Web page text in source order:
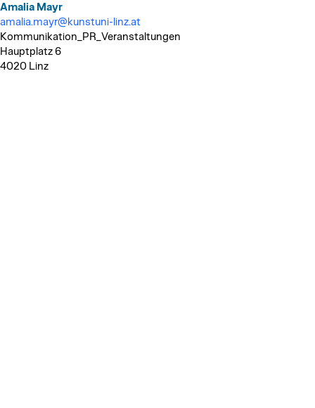
Amalia Mayr
amalia.mayr@kunstuni-linz.at
Kommunikation_PR_Veranstaltungen
Hauptplatz 6
4020 Linz